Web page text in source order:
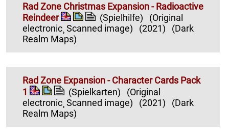
Rad Zone Christmas Expansion - Radioactive
Reindeer
(Spielhilfe)
(Original
electronic¸ Scanned image)
(2021)
(Dark
Realm Maps)
Rad Zone Expansion - Character Cards Pack
1
(Spielkarten)
(Original
electronic¸ Scanned image)
(2021)
(Dark
Realm Maps)